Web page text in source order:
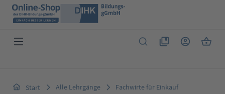
Zum Hauptinhalt springen
Du hast 0 Produkte
Start Alle Lehrgänge
Fachwirte für Einkauf